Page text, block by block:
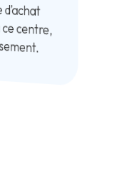
d’achat
ce centre,